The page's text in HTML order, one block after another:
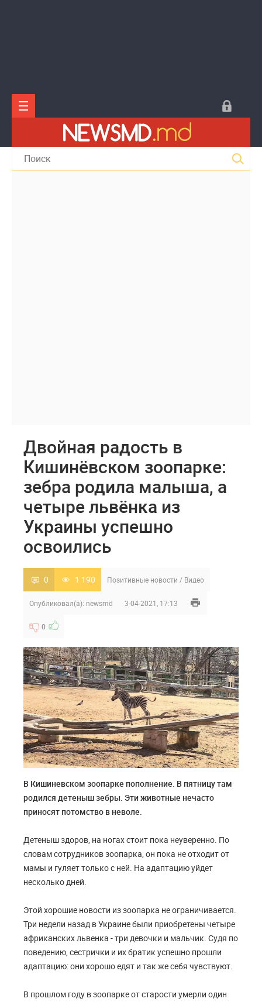
Двойная радость в
Кишинёвском зоопарке:
зебра родила малыша, а
четыре львёнка из
Украины успешно
освоились
0 1 190 Позитивные новости / Видео
Опубликовал(а): newsmd 3-04-2021, 17:13
0
В Кишиневском зоопарке пополнение. В пятницу там
родился детеныш зебры. Эти животные нечасто
приносят потомство в неволе.
Детеныш здоров, на ногах стоит пока неуверенно. По
словам сотрудников зоопарка, он пока не отходит от
мамы и гуляет только с ней. На адаптацию уйдет
несколько дней.
Этой хорошие новости из зоопарка не ограничивается.
Три недели назад в Украине были приобретены четыре
африканских львенка - три девочки и мальчик. Судя по
поведению, сестрички и их братик успешно прошли
адаптацию: они хорошо едят и так же себя чувствуют.
В прошлом году в зоопарке от старости умерли один